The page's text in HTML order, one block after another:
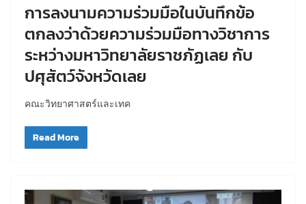
การลงนามความร่วมมือในบันทึกข้อ
ตกลงว่าด้วยความร่วมมือทางวิชาการ
ระหว่างมหาวิทยาลัยราชภัฏเลย กับ
ปศุสัตว์จังหวัดเลย
คณะวิทยาศาสตร์และเทค
Read More